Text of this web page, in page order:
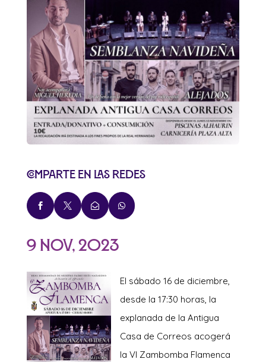
Comparte en las redes
   
9 Nov, 2023
El sábado 16 de diciembre,
desde la 17:30 horas, la
explanada de la Antigua
Casa de Correos acogerá
la VI Zambomba Flamenca